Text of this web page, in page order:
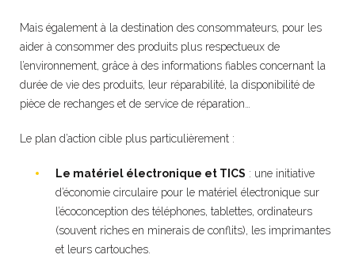
Mais également à la destination des consommateurs, pour les
aider à consommer des produits plus respectueux de
l’environnement, grâce à des informations fiables concernant la
durée de vie des produits, leur réparabilité, la disponibilité de
pièce de rechanges et de service de réparation…
Le plan d’action cible plus particulièrement :
Le matériel électronique et TICS : une initiative
d’économie circulaire pour le matériel électronique sur
l’écoconception des téléphones, tablettes, ordinateurs
(souvent riches en minerais de conflits), les imprimantes
et leurs cartouches.